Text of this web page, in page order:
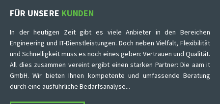
FÜR UNSERE KUNDEN
In der heutigen Zeit gibt es viele Anbieter in den Bereichen
Engineering und IT-Dienstleistungen. Doch neben Vielfalt, Flexibilität
und Schnelligkeit muss es noch eines geben: Vertrauen und Qualität.
All dies zusammen vereint ergibt einen starken Partner: Die aam it
GmbH. Wir bieten Ihnen kompetente und umfassende Beratung
durch eine ausführliche Bedarfsanalyse...